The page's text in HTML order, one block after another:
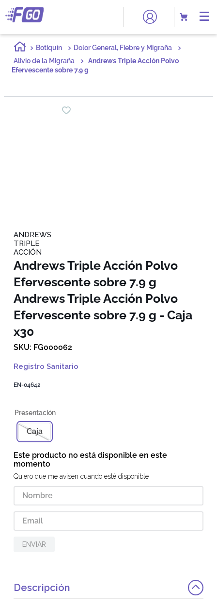
Botiquín
Dolor General, Fiebre y Migraña
Alivio de la Migraña
Andrews Triple Acción Polvo
Efervescente sobre 7.9 g
ANDREWS
TRIPLE
ACCIÓN
Andrews Triple Acción Polvo
Efervescente sobre 7.9 g
Andrews Triple Acción Polvo
Efervescente sobre 7.9 g - Caja
x30
FG000062
Registro Sanitario
EN-04642
Caja
Este producto no está disponible en este
momento
Quiero que me avisen cuando esté disponible
ENVIAR
Descripción